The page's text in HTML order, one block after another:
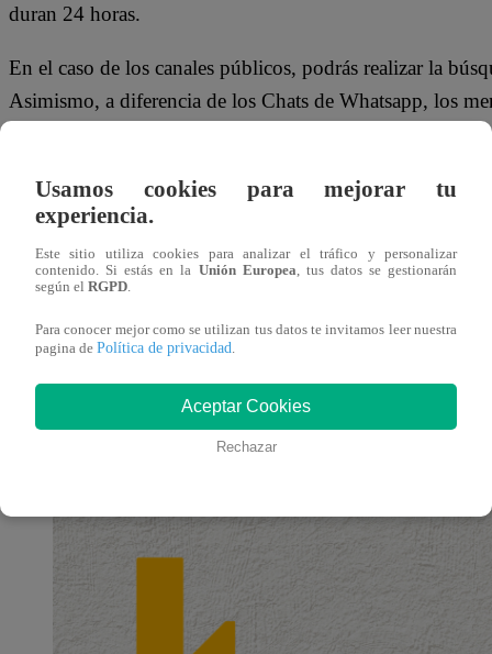
duran 24 horas.
En el caso de los canales públicos, podrás realizar la
Asimismo, a diferencia de los Chats de Whatsapp, los
Si quieres crear tu propio canal, deberás esperar hasta
Conoce aquí cómo acceder al canal
En la parte inferior de la app encontrarás la pestaña
Busca el canal Latina Oficial y dale a la opción
Usamos cookies para mejorar tu
experiencia.
Este sitio utiliza cookies para analizar el tráfico y personalizar
contenido. Si estás en la Unión Europea , tus datos se gestionarán
según el RGPD
Para conocer mejor como se utilizan tus datos te invitamos leer nuestra
pagina de Política de privacidad
Aceptar Cookies
Rechazar